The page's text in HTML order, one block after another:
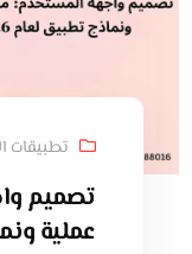
تطبيقات
تصميم
عملية